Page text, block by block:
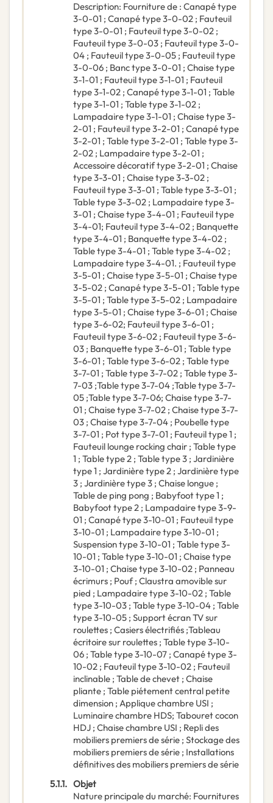
Description: Fourniture de : Canapé type
3-0-01 ; Canapé type 3-0-02 ; Fauteuil
type 3-0-01 ; Fauteuil type 3-0-02 ;
Fauteuil type 3-0-03 ; Fauteuil type 3-0-
04 ; Fauteuil type 3-0-05 ; Fauteuil type
3-0-06 ; Banc type 3-0-01 ; Chaise type
3-1-01 ; Fauteuil type 3-1-01 ; Fauteuil
type 3-1-02 ; Canapé type 3-1-01 ; Table
type 3-1-01 ; Table type 3-1-02 ;
Lampadaire type 3-1-01 ; Chaise type 3-
2-01 ; Fauteuil type 3-2-01 ; Canapé type
3-2-01 ; Table type 3-2-01 ; Table type 3-
2-02 ; Lampadaire type 3-2-01 ;
Accessoire décoratif type 3-2-01 ; Chaise
type 3-3-01 ; Chaise type 3-3-02 ;
Fauteuil type 3-3-01 ; Table type 3-3-01 ;
Table type 3-3-02 ; Lampadaire type 3-
3-01 ; Chaise type 3-4-01 ; Fauteuil type
3-4-01; Fauteuil type 3-4-02 ; Banquette
type 3-4-01 ; Banquette type 3-4-02 ;
Table type 3-4-01 ; Table type 3-4-02 ;
Lampadaire type 3-4-01. ; Fauteuil type
3-5-01 ; Chaise type 3-5-01 ; Chaise type
3-5-02 ; Canapé type 3-5-01 ; Table type
3-5-01 ; Table type 3-5-02 ; Lampadaire
type 3-5-01 ; Chaise type 3-6-01 ; Chaise
type 3-6-02; Fauteuil type 3-6-01 ;
Fauteuil type 3-6-02 ; Fauteuil type 3-6-
03 ; Banquette type 3-6-01 ; Table type
3-6-01 ; Table type 3-6-02 ; Table type
3-7-01 ; Table type 3-7-02 ; Table type 3-
7-03 ;Table type 3-7-04 ;Table type 3-7-
05 ;Table type 3-7-06; Chaise type 3-7-
01 ; Chaise type 3-7-02 ; Chaise type 3-7-
03 ; Chaise type 3-7-04 ; Poubelle type
3-7-01 ; Pot type 3-7-01 ; Fauteuil type 1 ;
Fauteuil lounge rocking chair ; Table type
1 ; Table type 2 ; Table type 3 ; Jardinière
type 1 ; Jardinière type 2 ; Jardinière type
3 ; Jardinière type 3 ; Chaise longue ;
Table de ping pong ; Babyfoot type 1 ;
Babyfoot type 2 ; Lampadaire type 3-9-
01 ; Canapé type 3-10-01 ; Fauteuil type
3-10-01 ; Lampadaire type 3-10-01 ;
Suspension type 3-10-01 ; Table type 3-
10-01 ; Table type 3-10-01 ; Chaise type
3-10-01 ; Chaise type 3-10-02 ; Panneau
écrimurs ; Pouf ; Claustra amovible sur
pied ; Lampadaire type 3-10-02 ; Table
type 3-10-03 ; Table type 3-10-04 ; Table
type 3-10-05 ; Support écran TV sur
roulettes ; Casiers électrifiés ;Tableau
écritoire sur roulettes ; Table type 3-10-
06 ; Table type 3-10-07 ; Canapé type 3-
10-02 ; Fauteuil type 3-10-02 ; Fauteuil
inclinable ; Table de chevet ; Chaise
pliante ; Table piétement central petite
dimension ; Applique chambre USI ;
Luminaire chambre HDS; Tabouret cocon
HDJ ; Chaise chambre USI ; Repli des
mobiliers premiers de série ; Stockage des
mobiliers premiers de série ; Installations
définitives des mobiliers premiers de série
5.1.1. Objet
Nature principale du marché: Fournitures